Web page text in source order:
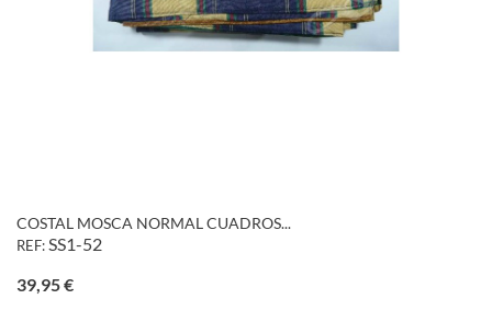
COSTAL MOSCA NORMAL CUADROS...
REF:SS1-52
39,95 €Precio